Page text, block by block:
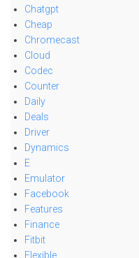
Chatgpt
Cheap
Chromecast
Cloud
Codec
Counter
Daily
Deals
Driver
Dynamics
E
Emulator
Facebook
Features
Finance
Fitbit
Flexible